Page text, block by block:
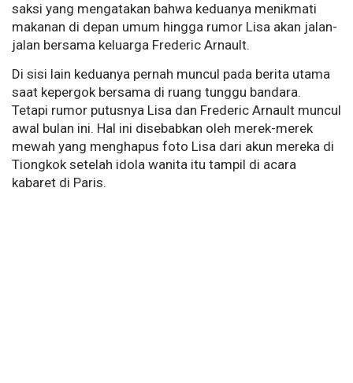
saksi yang mengatakan bahwa keduanya menikmati
makanan di depan umum hingga rumor Lisa akan jalan-
jalan bersama keluarga Frederic Arnault.
Di sisi lain keduanya pernah muncul pada berita utama
saat kepergok bersama di ruang tunggu bandara.
Tetapi rumor putusnya Lisa dan Frederic Arnault muncul
awal bulan ini. Hal ini disebabkan oleh merek-merek
mewah yang menghapus foto Lisa dari akun mereka di
Tiongkok setelah idola wanita itu tampil di acara
kabaret di Paris.